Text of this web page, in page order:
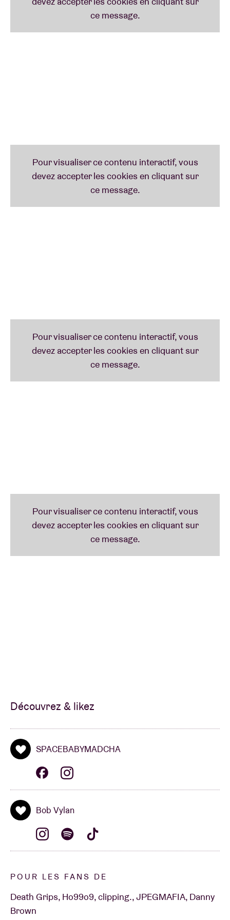
Découvrez & likez
SPACEBABYMADCHA
Bob Vylan
POUR LES FANS DE
Death Grips, Ho99o9, clipping., JPEGMAFIA, Danny
Brown